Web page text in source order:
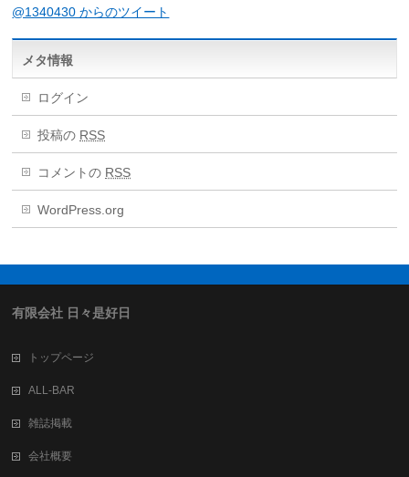
@1340430 からのツイート
メタ情報
ログイン
投稿の RSS
コメントの RSS
WordPress.org
有限会社 日々是好日
トップページ
ALL-BAR
雑誌掲載
会社概要